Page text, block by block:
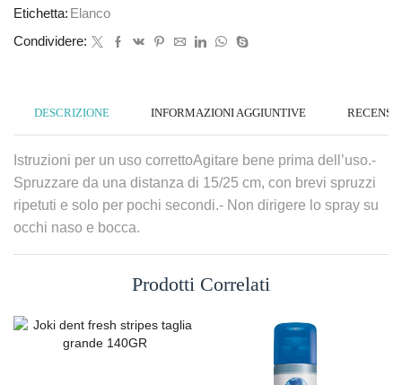
Etichetta: Elanco
Condividere:
DESCRIZIONE INFORMAZIONI AGGIUNTIVE
Istruzioni per un uso correttoAgitare bene prima dell’uso.-
Spruzzare da una distanza di 15/25 cm, con brevi spruzzi
ripetuti e solo per pochi secondi.- Non dirigere lo spray su
occhi naso e bocca.
Prodotti Correlati